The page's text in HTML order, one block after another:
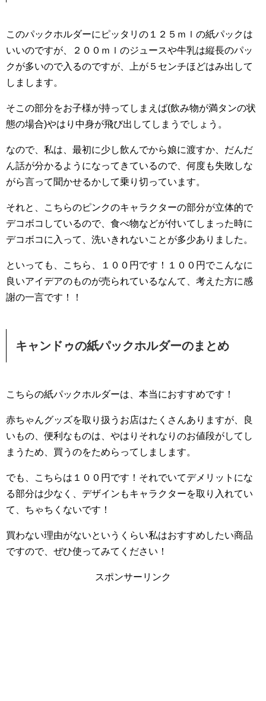
このパックホルダーにピッタリの１２５ｍｌの紙パックは
いいのですが、２００ｍｌのジュースや牛乳は縦長のパッ
クが多いので入るのですが、上が５センチほどはみ出して
しまします。
そこの部分をお子様が持ってしまえば(飲み物が満タンの状
態の場合)やはり中身が飛び出してしまうでしょう。
なので、私は、最初に少し飲んでから娘に渡すか、だんだ
ん話が分かるようになってきているので、何度も失敗しな
がら言って聞かせるかして乗り切っています。
それと、こちらのピンクのキャラクターの部分が立体的で
デコボコしているので、食べ物などが付いてしまった時に
デコボコに入って、洗いきれないことが多少ありました。
といっても、こちら、１００円です！１００円でこんなに
良いアイデアのものが売られているなんて、考えた方に感
謝の一言です！！
キャンドゥの紙パックホルダーのまとめ
こちらの紙パックホルダーは、本当におすすめです！
赤ちゃんグッズを取り扱うお店はたくさんありますが、良
いもの、便利なものは、やはりそれなりのお値段がしてし
まうため、買うのをためらってしまします。
でも、こちらは１００円です！それでいてデメリットにな
る部分は少なく、デザインもキャラクターを取り入れてい
て、ちゃちくないです！
買わない理由がないというくらい私はおすすめしたい商品
ですので、ぜひ使ってみてください！
スポンサーリンク